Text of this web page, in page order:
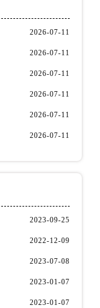
山西省太原市迎泽区迎泽街道解放路15号亨得利名表维修授权店3楼真力时售后服务中心（需提前预约）
2026-07-11
2026-07-11
2026-07-11
2026-07-11
2026-07-11
2026-07-11
2023-09-25
2022-12-09
2023-07-08
2023-01-07
2023-01-07